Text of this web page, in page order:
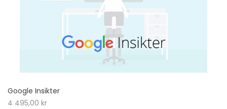
Google Insikter
4 495,00 kr